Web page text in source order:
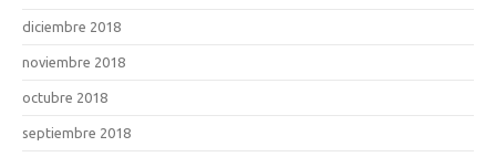
diciembre 2018
noviembre 2018
octubre 2018
septiembre 2018